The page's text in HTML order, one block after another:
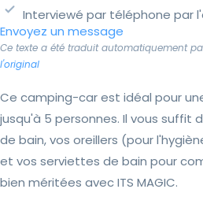
Interviewé par téléphone par
Envoyez un message
Ce texte a été traduit automatiquement
l'original
Ce camping-car est idéal pour
jusqu'à 5 personnes. Il vous suffit
de bain, vos oreillers (pour
et vos serviettes de bain pour
bien méritées avec ITS MAGIC.